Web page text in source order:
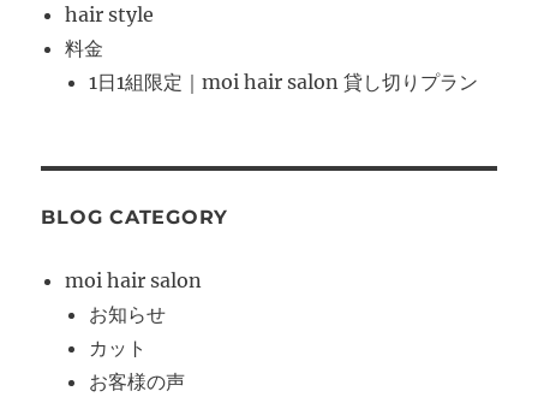
hair style
料金
1日1組限定｜moi hair salon 貸し切りプラン
BLOG CATEGORY
moi hair salon
お知らせ
カット
お客様の声